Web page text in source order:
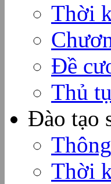
Thời
Đề
Thủ
Đào tạo
Thời